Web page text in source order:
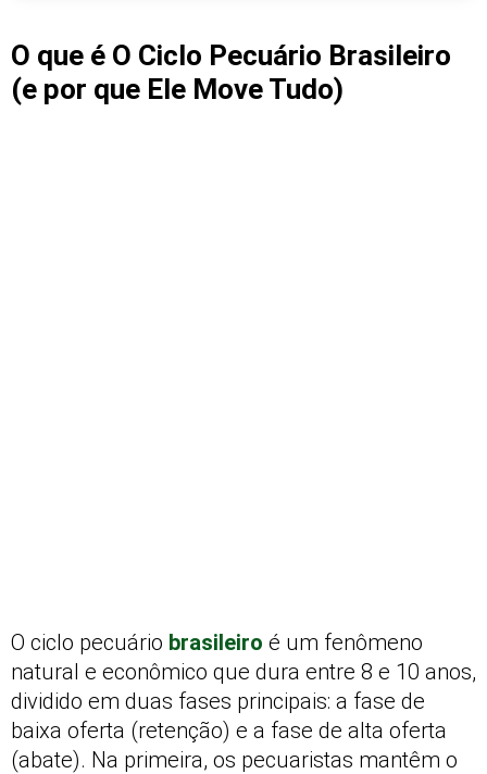
O que é O Ciclo Pecuário Brasileiro
(e por que Ele Move Tudo)
O ciclo pecuário brasileiro é um fenômeno
natural e econômico que dura entre 8 e 10 anos,
dividido em duas fases principais: a fase de
baixa oferta (retenção) e a fase de alta oferta
(abate). Na primeira, os pecuaristas mantêm o